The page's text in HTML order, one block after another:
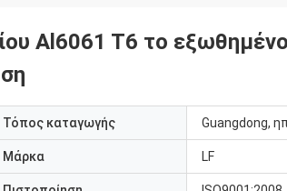
Al6061 T6 το
Τόπος καταγωγής Guangdong,
Μάρκα LF